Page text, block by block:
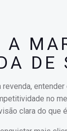
DE
no
clara do que